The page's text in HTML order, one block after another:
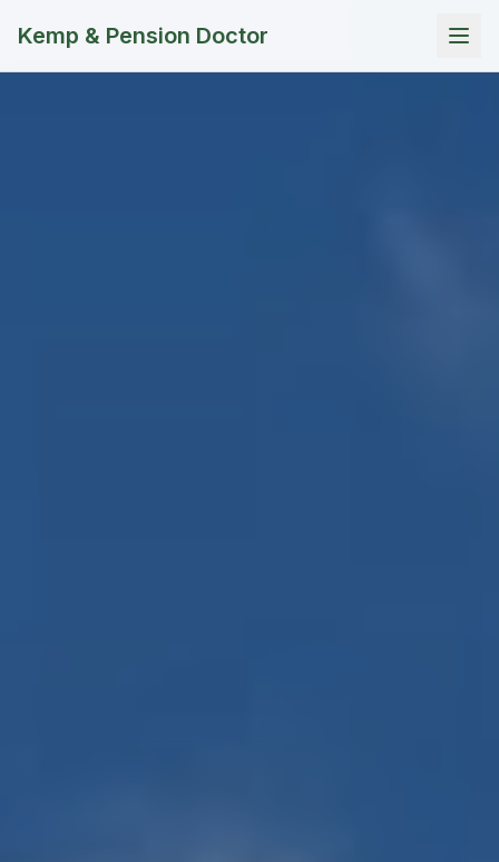
Kemp & Pension Doctor